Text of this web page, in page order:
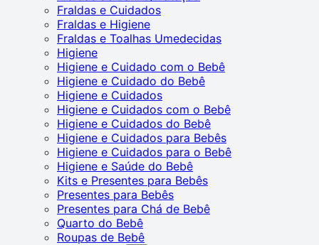
Fraldas e Cuidados
Fraldas e Higiene
Fraldas e Toalhas Umedecidas
Higiene
Higiene e Cuidado com o Bebê
Higiene e Cuidado do Bebê
Higiene e Cuidados
Higiene e Cuidados com o Bebê
Higiene e Cuidados do Bebê
Higiene e Cuidados para Bebês
Higiene e Cuidados para o Bebê
Higiene e Saúde do Bebê
Kits e Presentes para Bebês
Presentes para Bebês
Presentes para Chá de Bebê
Quarto do Bebê
Roupas de Bebê